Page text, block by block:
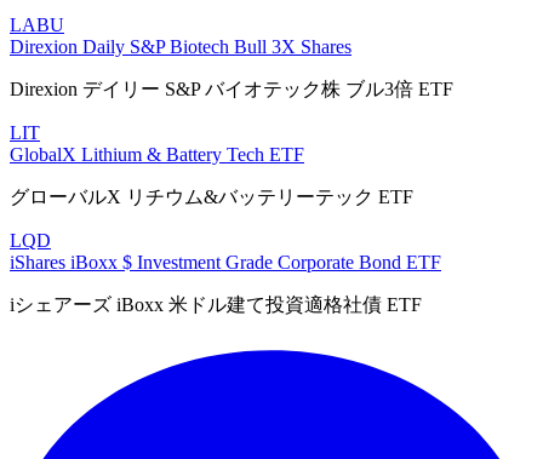
LABU
Direxion Daily S&P Biotech Bull 3X Shares
Direxion デイリー S&P バイオテック株 ブル3倍 ETF
LIT
GlobalX Lithium & Battery Tech ETF
グローバルX リチウム&バッテリーテック ETF
LQD
iShares iBoxx $ Investment Grade Corporate Bond ETF
iシェアーズ iBoxx 米ドル建て投資適格社債 ETF